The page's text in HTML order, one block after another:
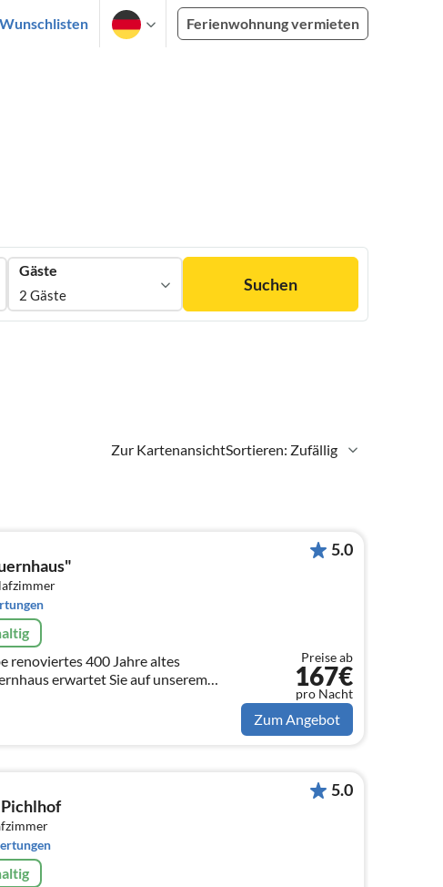
Wunschlisten Ferienwohnung vermieten
Gäste
2 Gäste
Suchen
Zur KartenansichtSortieren: Zufällig
renoviertes 400 Jahre altes
erwartet Sie auf unserem
umgebenen Bauernhof im
5.0
Preise ab
167€
pro Nacht
Zum Angebot
5.0